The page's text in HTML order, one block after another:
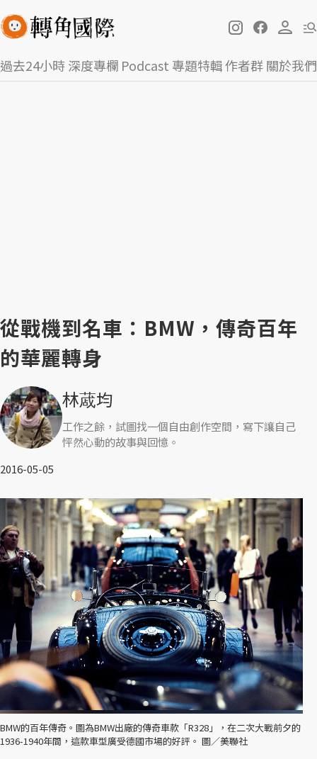
過去24小時深度專欄 Podcast 專題特輯作者群關於我們
從戰機到名車：BMW，傳奇百年
的華麗轉身
林蒧均
工作之餘，試圖找一個自由創作空間，寫下讓自己
怦然心動的故事與回憶。
2016-05-05
BMW的百年傳奇。圖為BMW出廠的傳奇車款「R328」，在二次大戰前夕的
1936-1940年間，這款車型廣受德國市場的好評。 圖／美聯社